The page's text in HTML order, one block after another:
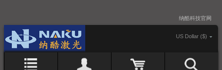
纳酷科技官网
US Dollar ($)